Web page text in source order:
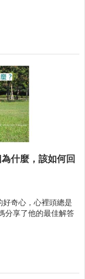
什麼，該如何回
奇心，心裡頭總是
分享了他的最佳解答